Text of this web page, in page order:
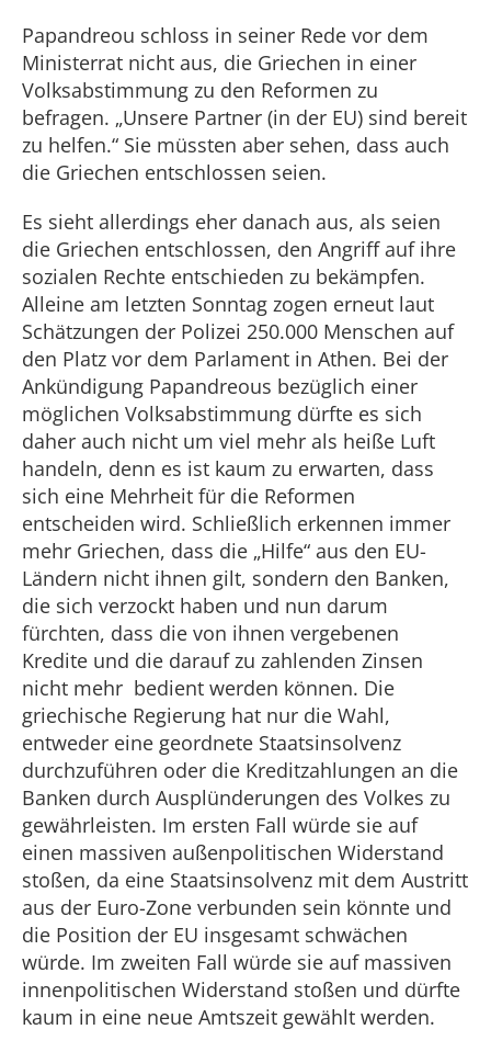
Papandreou schloss in seiner Rede vor dem
Ministerrat nicht aus, die Griechen in einer
Volksabstimmung zu den Reformen zu
befragen. „Unsere Partner (in der EU) sind bereit
zu helfen.“ Sie müssten aber sehen, dass auch
die Griechen entschlossen seien.
Es sieht allerdings eher danach aus, als seien
die Griechen entschlossen, den Angriff auf ihre
sozialen Rechte entschieden zu bekämpfen.
Alleine am letzten Sonntag zogen erneut laut
Schätzungen der Polizei 250.000 Menschen auf
den Platz vor dem Parlament in Athen. Bei der
Ankündigung Papandreous bezüglich einer
möglichen Volksabstimmung dürfte es sich
daher auch nicht um viel mehr als heiße Luft
handeln, denn es ist kaum zu erwarten, dass
sich eine Mehrheit für die Reformen
entscheiden wird. Schließlich erkennen immer
mehr Griechen, dass die „Hilfe“ aus den EU-
Ländern nicht ihnen gilt, sondern den Banken,
die sich verzockt haben und nun darum
fürchten, dass die von ihnen vergebenen
Kredite und die darauf zu zahlenden Zinsen
nicht mehr bedient werden können. Die
griechische Regierung hat nur die Wahl,
entweder eine geordnete Staatsinsolvenz
durchzuführen oder die Kreditzahlungen an die
Banken durch Ausplünderungen des Volkes zu
gewährleisten. Im ersten Fall würde sie auf
einen massiven außenpolitischen Widerstand
stoßen, da eine Staatsinsolvenz mit dem Austritt
aus der Euro-Zone verbunden sein könnte und
die Position der EU insgesamt schwächen
würde. Im zweiten Fall würde sie auf massiven
innenpolitischen Widerstand stoßen und dürfte
kaum in eine neue Amtszeit gewählt werden.